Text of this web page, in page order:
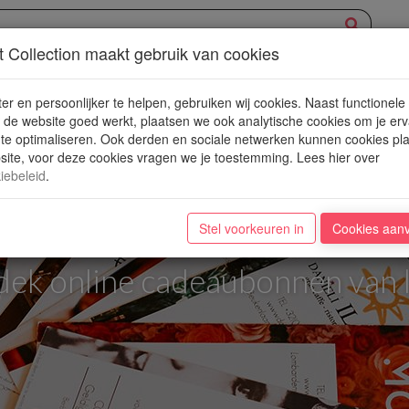
WINKEL KUNST EN CULTUUR
Gift is Just Around
online cadeaubonnen van
Collection maakt gebruik van cookies
en persoonlijker te helpen, gebruiken wij cookies. Naast functionele
website goed werkt, plaatsen we ook analytische cookies om je
optimaliseren. Ook derden en sociale netwerken kunnen cookies
voor deze cookies vragen we je toestemming. Lees hier over
.
Stel voorkeuren in Cookies